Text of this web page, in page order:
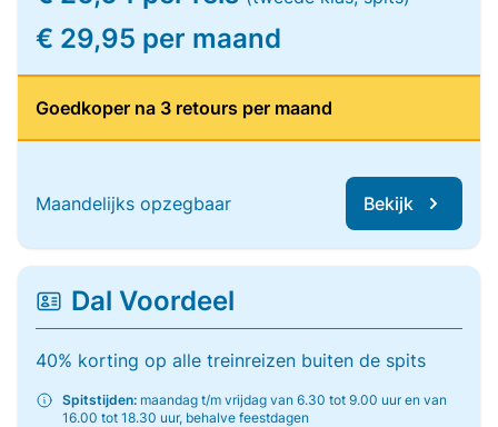
€ 29,95 per maand
Goedkoper na 3 retours per maand
Maandelijks opzegbaar Bekijk
Dal Voordeel
40% korting op alle treinreizen buiten de spits
Spitstijden: maandag t/m vrijdag van 6.30 tot 9.00 uur en van
16.00 tot 18.30 uur, behalve feestdagen